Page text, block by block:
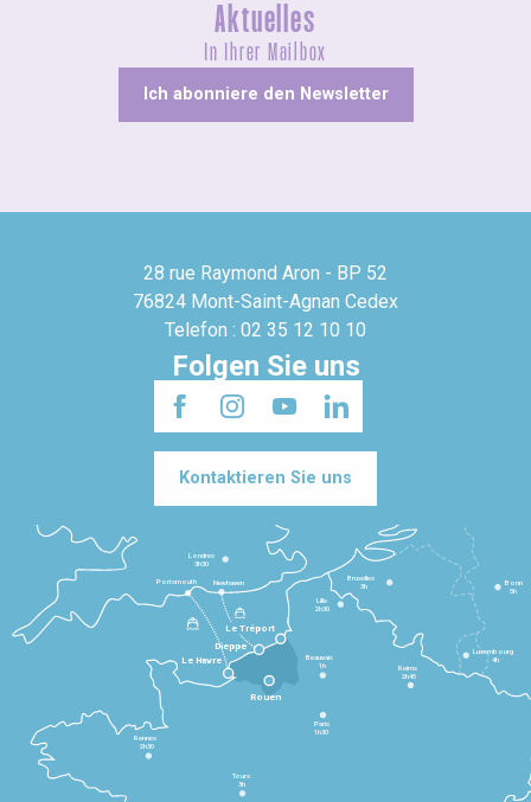
Aktuelles
In Ihrer Mailbox
Ich abonniere den Newsletter
28 rue Raymond Aron - BP 52
76824 Mont-Saint-Agnan Cedex
Telefon : 02 35 12 10 10
Folgen Sie uns
Kontaktieren Sie uns
Le Havre
Dieppe
Le Tréport
Rennes
2h30
Tours
3h
Paris
1h30
Beauvais
1h
Reims
2h45
Lille
2h30
Bruxelles
3h
Londres
3h30
Newhaven
Portsmouth
Bonn
5h
Luxembourg
4h
Rouen